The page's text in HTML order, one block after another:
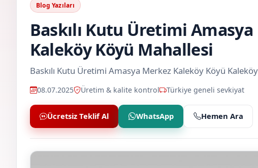
Blog Yazıları
Baskılı Kutu Üretimi
Kaleköy Köyü Mahallesi
Baskılı Kutu Üretimi Amasya Merkez Kaleköy Köyü
08.07.2025 Üretim & kalite kontrol Türkiye geneli sevkiyat
Ücretsiz Teklif Al WhatsApp Hemen Ara